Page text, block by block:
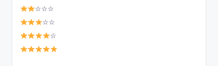
☆☆☆
☆☆
☆